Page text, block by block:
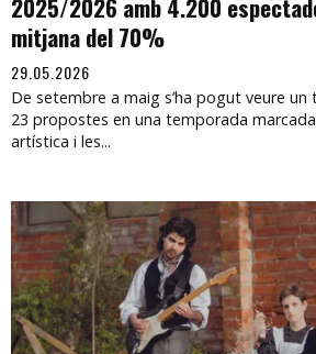
2025/2026 amb 4.200
mitjana del 70%
29.05.2026
De setembre a maig s’ha pogut veure un
23 propostes en una temporada
artística i les...